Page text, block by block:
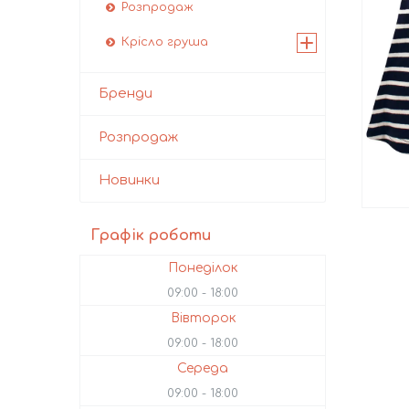
Розпродаж
Крісло груша
Бренди
Розпродаж
Новинки
Графік роботи
Понеділок
09:00 18:00
Вівторок
09:00 18:00
Середа
09:00 18:00